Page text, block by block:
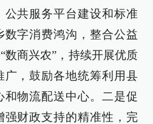
公共服务平台建设和标准
字消费鸿沟，整合公益
数商兴农”，持续开展优质
广，鼓励各地统筹利用县
物流配送中心。二是促
强财政支持的精准性，完